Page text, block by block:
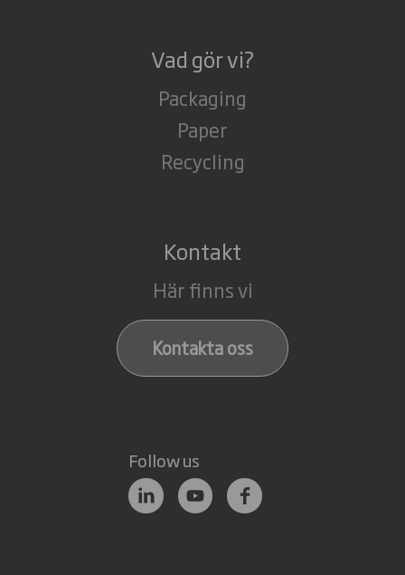
Vad gör vi?
Packaging
Paper
Recycling
Kontakt
Här finns vi
Kontakta oss
Follow us